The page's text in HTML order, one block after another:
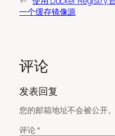
一个缓存镜像源
评论
发表回复
您的邮箱地址不会被公开。
评论*